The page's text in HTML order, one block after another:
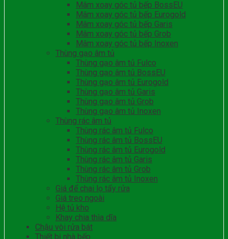
Mâm xoay góc tủ bếp BossEU
Mâm xoay góc tủ bếp Eurogold
Mâm xoay góc tủ bếp Garis
Mâm xoay góc tủ bếp Grob
Mâm xoay góc tủ bếp Inoxen
Thùng gạo âm tủ
Thùng gạo âm tủ Fulco
Thùng gạo âm tủ BossEU
Thùng gạo âm tủ Eurogold
Thùng gạo âm tủ Garis
Thùng gạo âm tủ Grob
Thùng gạo âm tủ Inoxen
Thùng rác âm tủ
Thùng rác âm tủ Fulco
Thùng rác âm tủ BossEU
Thùng rác âm tủ Eurogold
Thùng rác âm tủ Garis
Thùng rác âm tủ Grob
Thùng rác âm tủ Inoxen
Giá để chai lọ tẩy rửa
Giá treo ngoài
Hệ tủ kho
Khay chia thìa dĩa
Chậu vòi rửa bát
Thiết bị nhà bếp